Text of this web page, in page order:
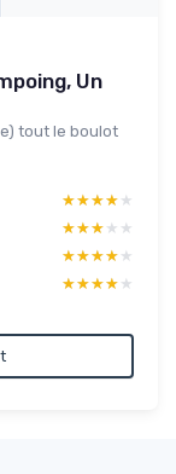
Un
tout le boulot
★★★★★
★★★★★
★★★★★
★★★★★
★★★★★
★★★★★
★★★★★
★★★★★